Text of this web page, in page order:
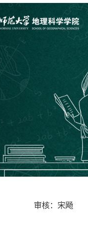
审核：宋飏